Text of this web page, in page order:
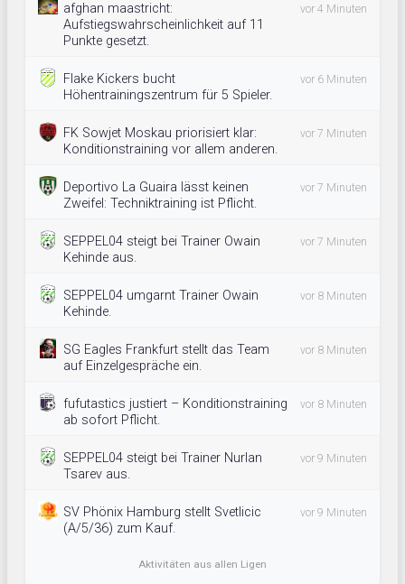
afghan maastricht:
Aufstiegswahrscheinlichkeit auf 11
Punkte gesetzt.
vor 4 Minuten
Flake Kickers bucht
Höhentrainingszentrum für 5 Spieler.
vor 6 Minuten
FK Sowjet Moskau priorisiert klar:
Konditionstraining vor allem anderen.
vor 7 Minuten
Deportivo La Guaira lässt keinen
Zweifel: Techniktraining ist Pflicht.
vor 7 Minuten
SEPPEL04 steigt bei Trainer Owain
Kehinde aus.
vor 7 Minuten
SEPPEL04 umgarnt Trainer Owain
Kehinde.
vor 8 Minuten
SG Eagles Frankfurt stellt das Team
auf Einzelgespräche ein.
vor 8 Minuten
fufutastics justiert – Konditionstraining
ab sofort Pflicht.
vor 8 Minuten
SEPPEL04 steigt bei Trainer Nurlan
Tsarev aus.
vor 9 Minuten
SV Phönix Hamburg stellt Svetlicic
(A/5/36) zum Kauf.
vor 9 Minuten
Aktivitäten aus allen Ligen